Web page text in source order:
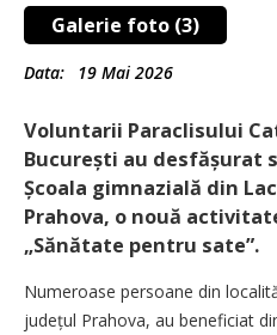
Galerie foto (3)
Data: 19 Mai 2026
Voluntarii Paraclisului
București au desfășurat
Școala gimnazială din
Prahova, o nouă
„Sănătate pentru sate”.
Numeroase persoane din
județul Prahova, au beneficiat